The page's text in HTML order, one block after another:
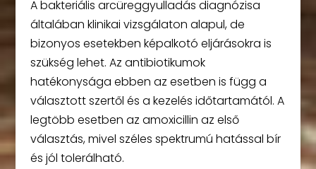
A bakteriális arcüreggyulladás diagnózisa
általában klinikai vizsgálaton alapul, de
bizonyos esetekben képalkotó eljárásokra is
szükség lehet. Az antibiotikumok
hatékonysága ebben az esetben is függ a
választott szertől és a kezelés időtartamától. A
legtöbb esetben az amoxicillin az első
választás, mivel széles spektrumú hatással bír
és jól tolerálható.